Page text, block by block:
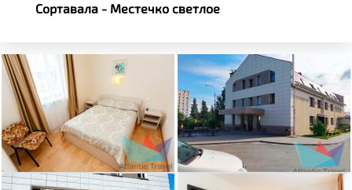
Сортавала - Местечко светлое